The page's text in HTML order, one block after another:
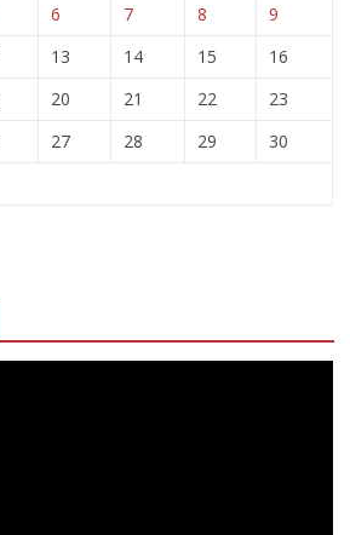
6 7 8
9
13 14 15
16
20 21 22
23
27 28 29
30